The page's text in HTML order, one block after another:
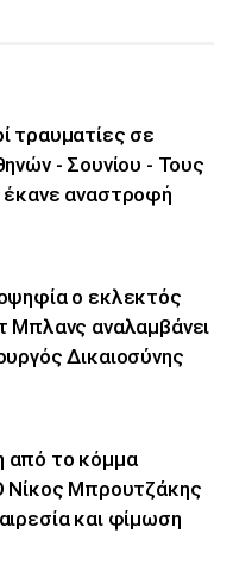
τραυματίες σε
- Σουνίου - Τους
αναστροφή
ο εκλεκτός
Μπλανς αναλαμβάνει
Δικαιοσύνης
από το κόμμα
Νίκος Μπρουτζάκης
και φίμωση